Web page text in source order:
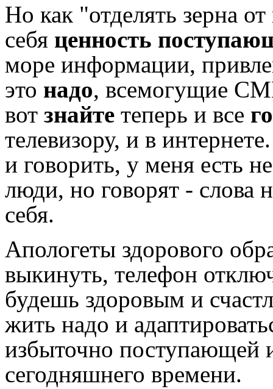
Но как "отделять зерна
себя ценность
море информации,
это надо, всемогущие
вот знайте теперь и все
телевизору, и в
и говорить, у меня есть
люди, но говорят - слова
себя.
Апологеты здорового
выкинуть, телефон
будешь здоровым и
жить надо и
избыточно поступающей
сегодняшнего времени.